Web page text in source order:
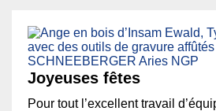
Joyeuses fêtes
Pour tout l’excellent travail